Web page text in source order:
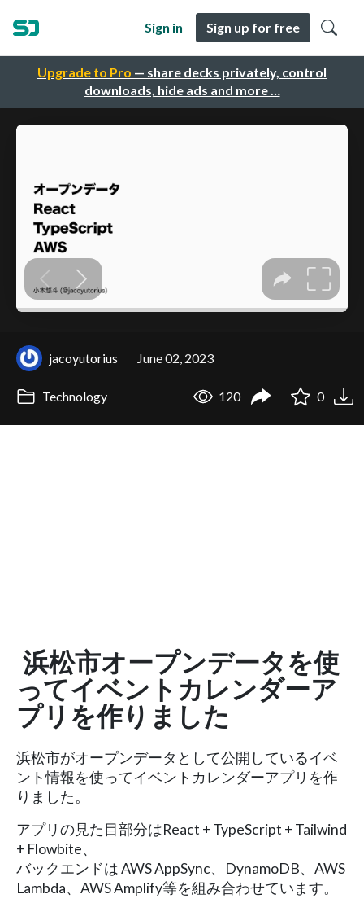
Upgrade to Pro — share decks privately, control
downloads, hide ads and more …
Sign in Sign up for free
jacoyutorius June 02, 2023
Technology 120 0
浜松市オープンデータを使
ってイベントカレンダーア
プリを作りました
浜松市がオープンデータとして公開しているイベ
ント情報を使ってイベントカレンダーアプリを作
りました。
アプリの見た目部分はReact + TypeScript + Tailwind
+ Flowbite、
バックエンドは AWS AppSync、DynamoDB、AWS
Lambda、AWS Amplify等を組み合わせています。